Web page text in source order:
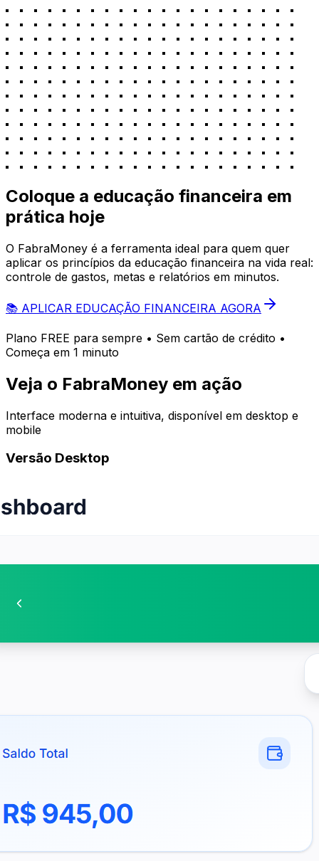
Coloque a educação financeira em
prática hoje
O FabraMoney é a ferramenta ideal para quem quer
aplicar os princípios da educação financeira na vida real:
controle de gastos, metas e relatórios em minutos.
📚 APLICAR EDUCAÇÃO FINANCEIRA AGORA
Plano FREE para sempre • Sem cartão de crédito •
Começa em 1 minuto
Veja o FabraMoney em ação
Interface moderna e intuitiva, disponível em desktop e
mobile
Versão Desktop